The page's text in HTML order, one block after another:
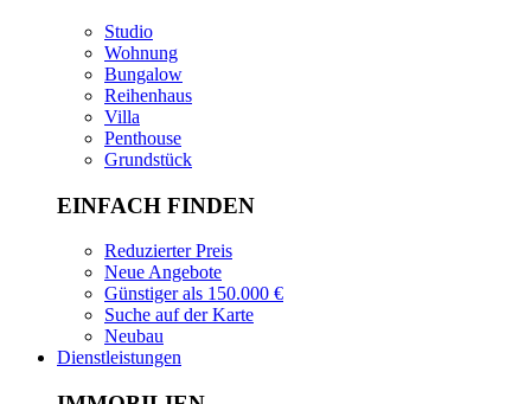
Studio
Wohnung
Bungalow
Reihenhaus
Villa
Penthouse
Grundstück
EINFACH FINDEN
Reduzierter Preis
Neue Angebote
Günstiger als 150.000 €
Suche auf der Karte
Neubau
Dienstleistungen